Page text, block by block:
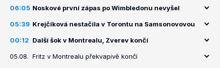
06:05 Noskové první zápas po Wimbledonu nevyšel
05:39 Krejčíková nestačila v Torontu na Samsonovovou
00:12 Další šok v Montrealu, Zverev končí
05.08. Fritz v Montrealu překvapivě končí